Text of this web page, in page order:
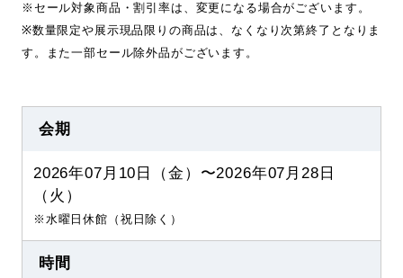
※セール対象商品・割引率は、変更になる場合がございます。
※数量限定や展示現品限りの商品は、なくなり次第終了となりま
す。また一部セール除外品がございます。
会期
2026年07月10日（金）〜2026年07月28日
（火）
※水曜日休館（祝日除く）
時間